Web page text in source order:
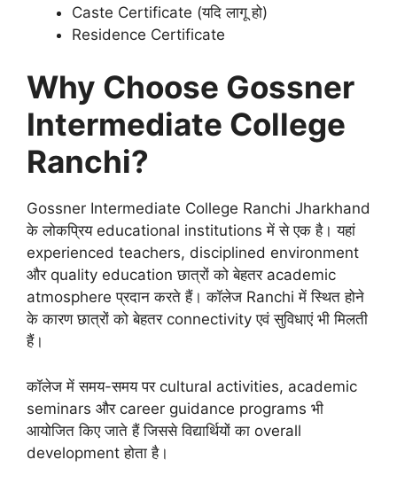
Caste Certificate (यदि लागू हो)
Residence Certificate
Why Choose Gossner
Intermediate College
Ranchi?
Gossner Intermediate College Ranchi Jharkhand
के लोकप्रिय educational institutions में से एक है। यहां
experienced teachers, disciplined environment
और quality education छात्रों को बेहतर academic
atmosphere प्रदान करते हैं। कॉलेज Ranchi में स्थित होने
के कारण छात्रों को बेहतर connectivity एवं सुविधाएं भी मिलती
हैं।
कॉलेज में समय-समय पर cultural activities, academic
seminars और career guidance programs भी
आयोजित किए जाते हैं जिससे विद्यार्थियों का overall
development होता है।